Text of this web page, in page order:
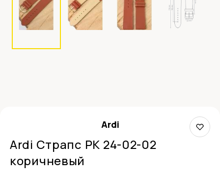
Ardi
Ardi Страпс РК 24-02-02
коричневый